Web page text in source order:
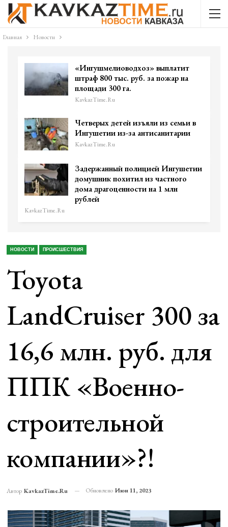
Главная Новости
«Ингушмелиоводхоз» выплатит
штраф 800 тыс. руб. за пожар на
площади 300 га.
KavkazTime.ru
Четверых детей изъяли из семьи в
Ингушетии из-за антисанитарии
KavkazTime.ru
Задержанный полицией Ингушетии
домушник похитил из частного
дома драгоценности на 1 млн
рублей
KavkazTime.ru
НОВОСТИ ПРОИСШЕСТВИЯ
Toyota
LandCruiser 300 за
16,6 млн. руб. для
ППК «Военно-
строительной
компании»?!
Автор KavkazTime.ru Обновлено Июн 11, 2023